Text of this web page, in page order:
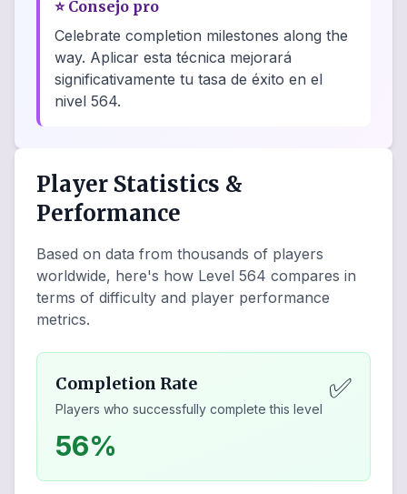
⭐ Consejo pro
Celebrate completion milestones along the
way. Aplicar esta técnica mejorará
significativamente tu tasa de éxito en el
nivel 564.
Player Statistics &
Performance
Based on data from thousands of players
worldwide, here's how Level 564 compares in
terms of difficulty and player performance
metrics.
Completion Rate
Players who successfully complete this level
✅
56%